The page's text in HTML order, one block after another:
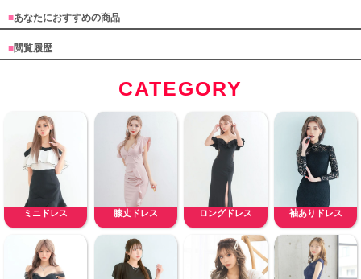
■あなたにおすすめの商品
■閲覧履歴
CATEGORY
ミニドレス 膝丈ドレス ロングドレス 袖ありドレス